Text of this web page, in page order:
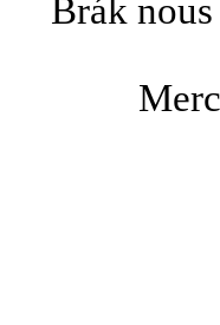
Brák